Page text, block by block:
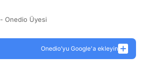
- Onedio Üyesi
Onedio’yu Google'a ekleyin